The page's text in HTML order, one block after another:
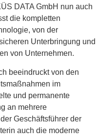
DATA GmbH nun auch
die kompletten
von der
Unterbringung und
von Unternehmen.
beeindruckt von den
im
und permanente
an mehrere
Geschäftsführer der
auch die moderne